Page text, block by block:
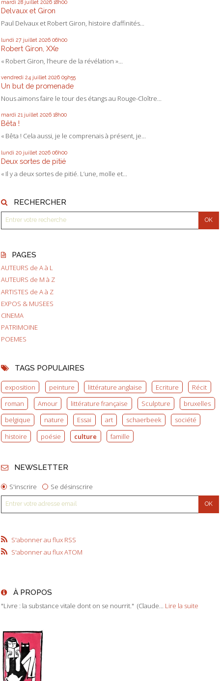
mardi 28 juillet 2026 18h00
Delvaux et Giron
Paul Delvaux et Robert Giron, histoire d’affinités...
lundi 27 juillet 2026 06h00
Robert Giron, XXe
« Robert Giron, l’heure de la révélation »...
vendredi 24 juillet 2026 09h55
Un but de promenade
Nous aimons faire le tour des étangs au Rouge-Cloître...
mardi 21 juillet 2026 18h00
Bêta !
« Bêta ! Cela aussi, je le comprenais à présent, je...
lundi 20 juillet 2026 06h00
Deux sortes de pitié
« Il y a deux sortes de pitié. L’une, molle et...
RECHERCHER
PAGES
AUTEURS de A à L
AUTEURS de M à Z
ARTISTES de A à Z
EXPOS & MUSEES
CINEMA
PATRIMOINE
POEMES
TAGS POPULAIRES
exposition peinture littérature anglaise Ecriture
Récit
roman
Amour littérature française Sculpture
bruxelles
belgique
nature Essai art schaerbeek
société
histoire
poésie culture famille
NEWSLETTER
S'inscrire Se désinscrire
S'abonner au flux RSS
S'abonner au flux ATOM
À PROPOS
"Livre : la substance vitale dont on se nourrit." (Claude... Lire la suite